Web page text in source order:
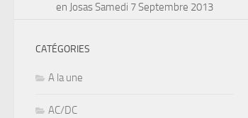
en Josas Samedi 7 Septembre 2013
CATÉGORIES
A la une
AC/DC